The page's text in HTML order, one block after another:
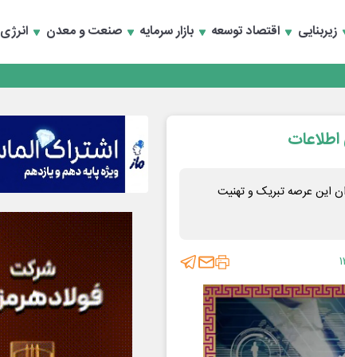
زیربنایی اقتصاد توسعه بازار سرمایه صنعت و معدن انرژی
این عرصه تبریک و تهنیت